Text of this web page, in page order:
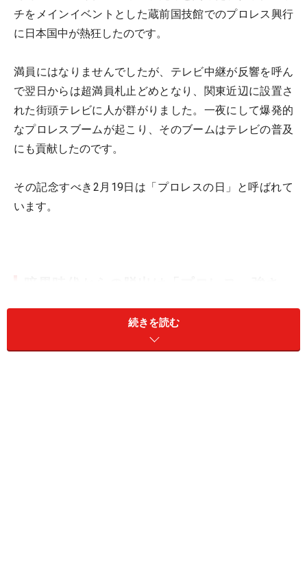
チをメインイベントとした蔵前国技館でのプロレス興行
に日本国中が熱狂したのです。
満員にはなりませんでしたが、テレビ中継が反響を呼ん
で翌日からは超満員札止どめとなり、関東近辺に設置さ
れた街頭テレビに人が群がりました。一夜にして爆発的
なプロレスブームが起こり、そのブームはテレビの普及
にも貢献したのです。
その記念すべき2月19日は「プロレスの日」と呼ばれて
います。
それから61年、63年12月の力道山の急死によってプロレ
スの存続が危ぶまれましたが、力道山の愛弟子のジャイ
続きを読む